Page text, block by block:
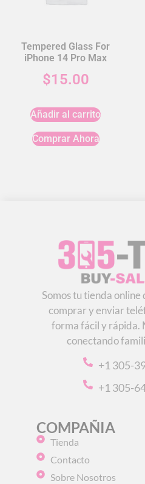
Tempered Glass For
iPhone 14 Pro Max
$15.00
Añadir al carrito
Comprar Ahora
Somos tu tienda
comprar y enviar
forma fácil y rápida.
conectando
+1 305-
+1 305-
COMPAÑIA
Tienda
Contacto
Sobre Nosotros